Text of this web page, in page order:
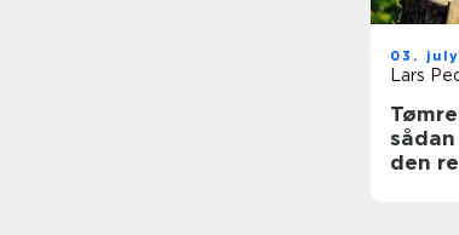
03.
Lars
den